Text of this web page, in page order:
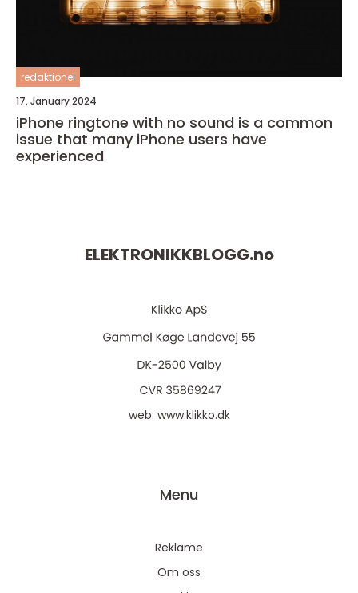
redaktionel
17. January 2024
iPhone ringtone with no sound is a common
issue that many iPhone users have
experienced
ELEKTRONIKKBLOGG.no
web: www.klikko.dk
Menu
Reklame
Om oss